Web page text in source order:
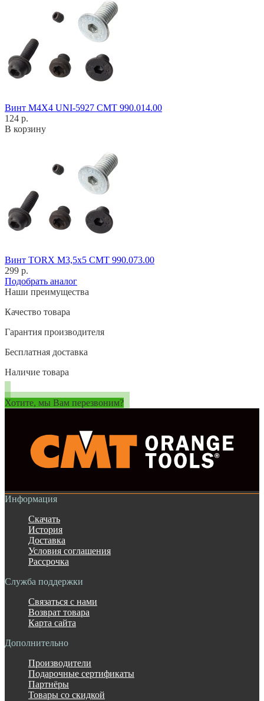
Винт M4X4 UNI-5927 CMT 990.014.00
124 р.
В корзину
Винт TORX M3,5x5 CMT 990.073.00
299 р.
Подобрать аналог
Наши преимущества
Качество товара
Гарантия производителя
Бесплатная доставка
Наличие товара
Хотите, мы Вам перезвоним?
Информация
Скачать
История
Доставка
Условия соглашения
Рассрочка
Служба поддержки
Связаться с нами
Возврат товара
Карта сайта
Дополнительно
Производители
Подарочные сертификаты
Партнёры
Товары со скидкой